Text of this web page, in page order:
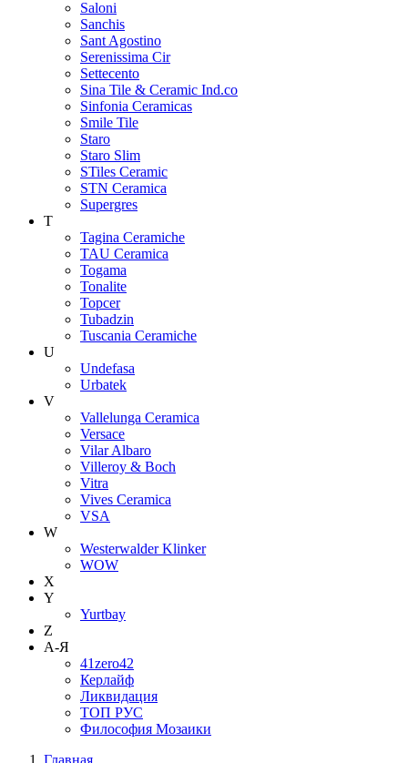
Saloni
Sanchis
Sant Agostino
Serenissima Cir
Settecento
Sina Tile & Ceramic Ind.co
Sinfonia Ceramicas
Smile Tile
Staro
Staro Slim
STiles Ceramic
STN Ceramica
Supergres
T
Tagina Ceramiche
TAU Ceramica
Togama
Tonalite
Topcer
Tubadzin
Tuscania Ceramiche
U
Undefasa
Urbatek
V
Vallelunga Ceramica
Versace
Vilar Albaro
Villeroy & Boch
Vitra
Vives Ceramica
VSA
W
Westerwalder Klinker
WOW
X
Y
Yurtbay
Z
А-Я
41zero42
Керлайф
Ликвидация
ТОП РУС
Философия Мозаики
Главная